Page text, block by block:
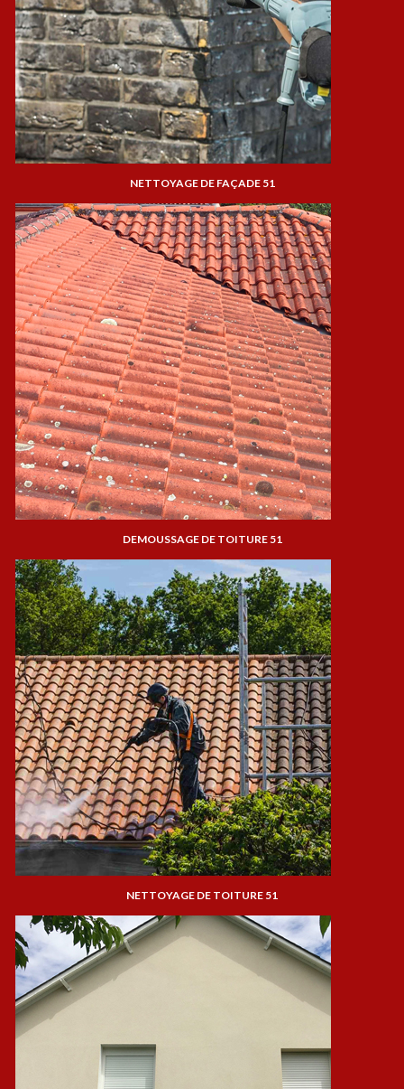
NETTOYAGE DE FAÇADE 51
DEMOUSSAGE DE TOITURE 51
NETTOYAGE DE TOITURE 51